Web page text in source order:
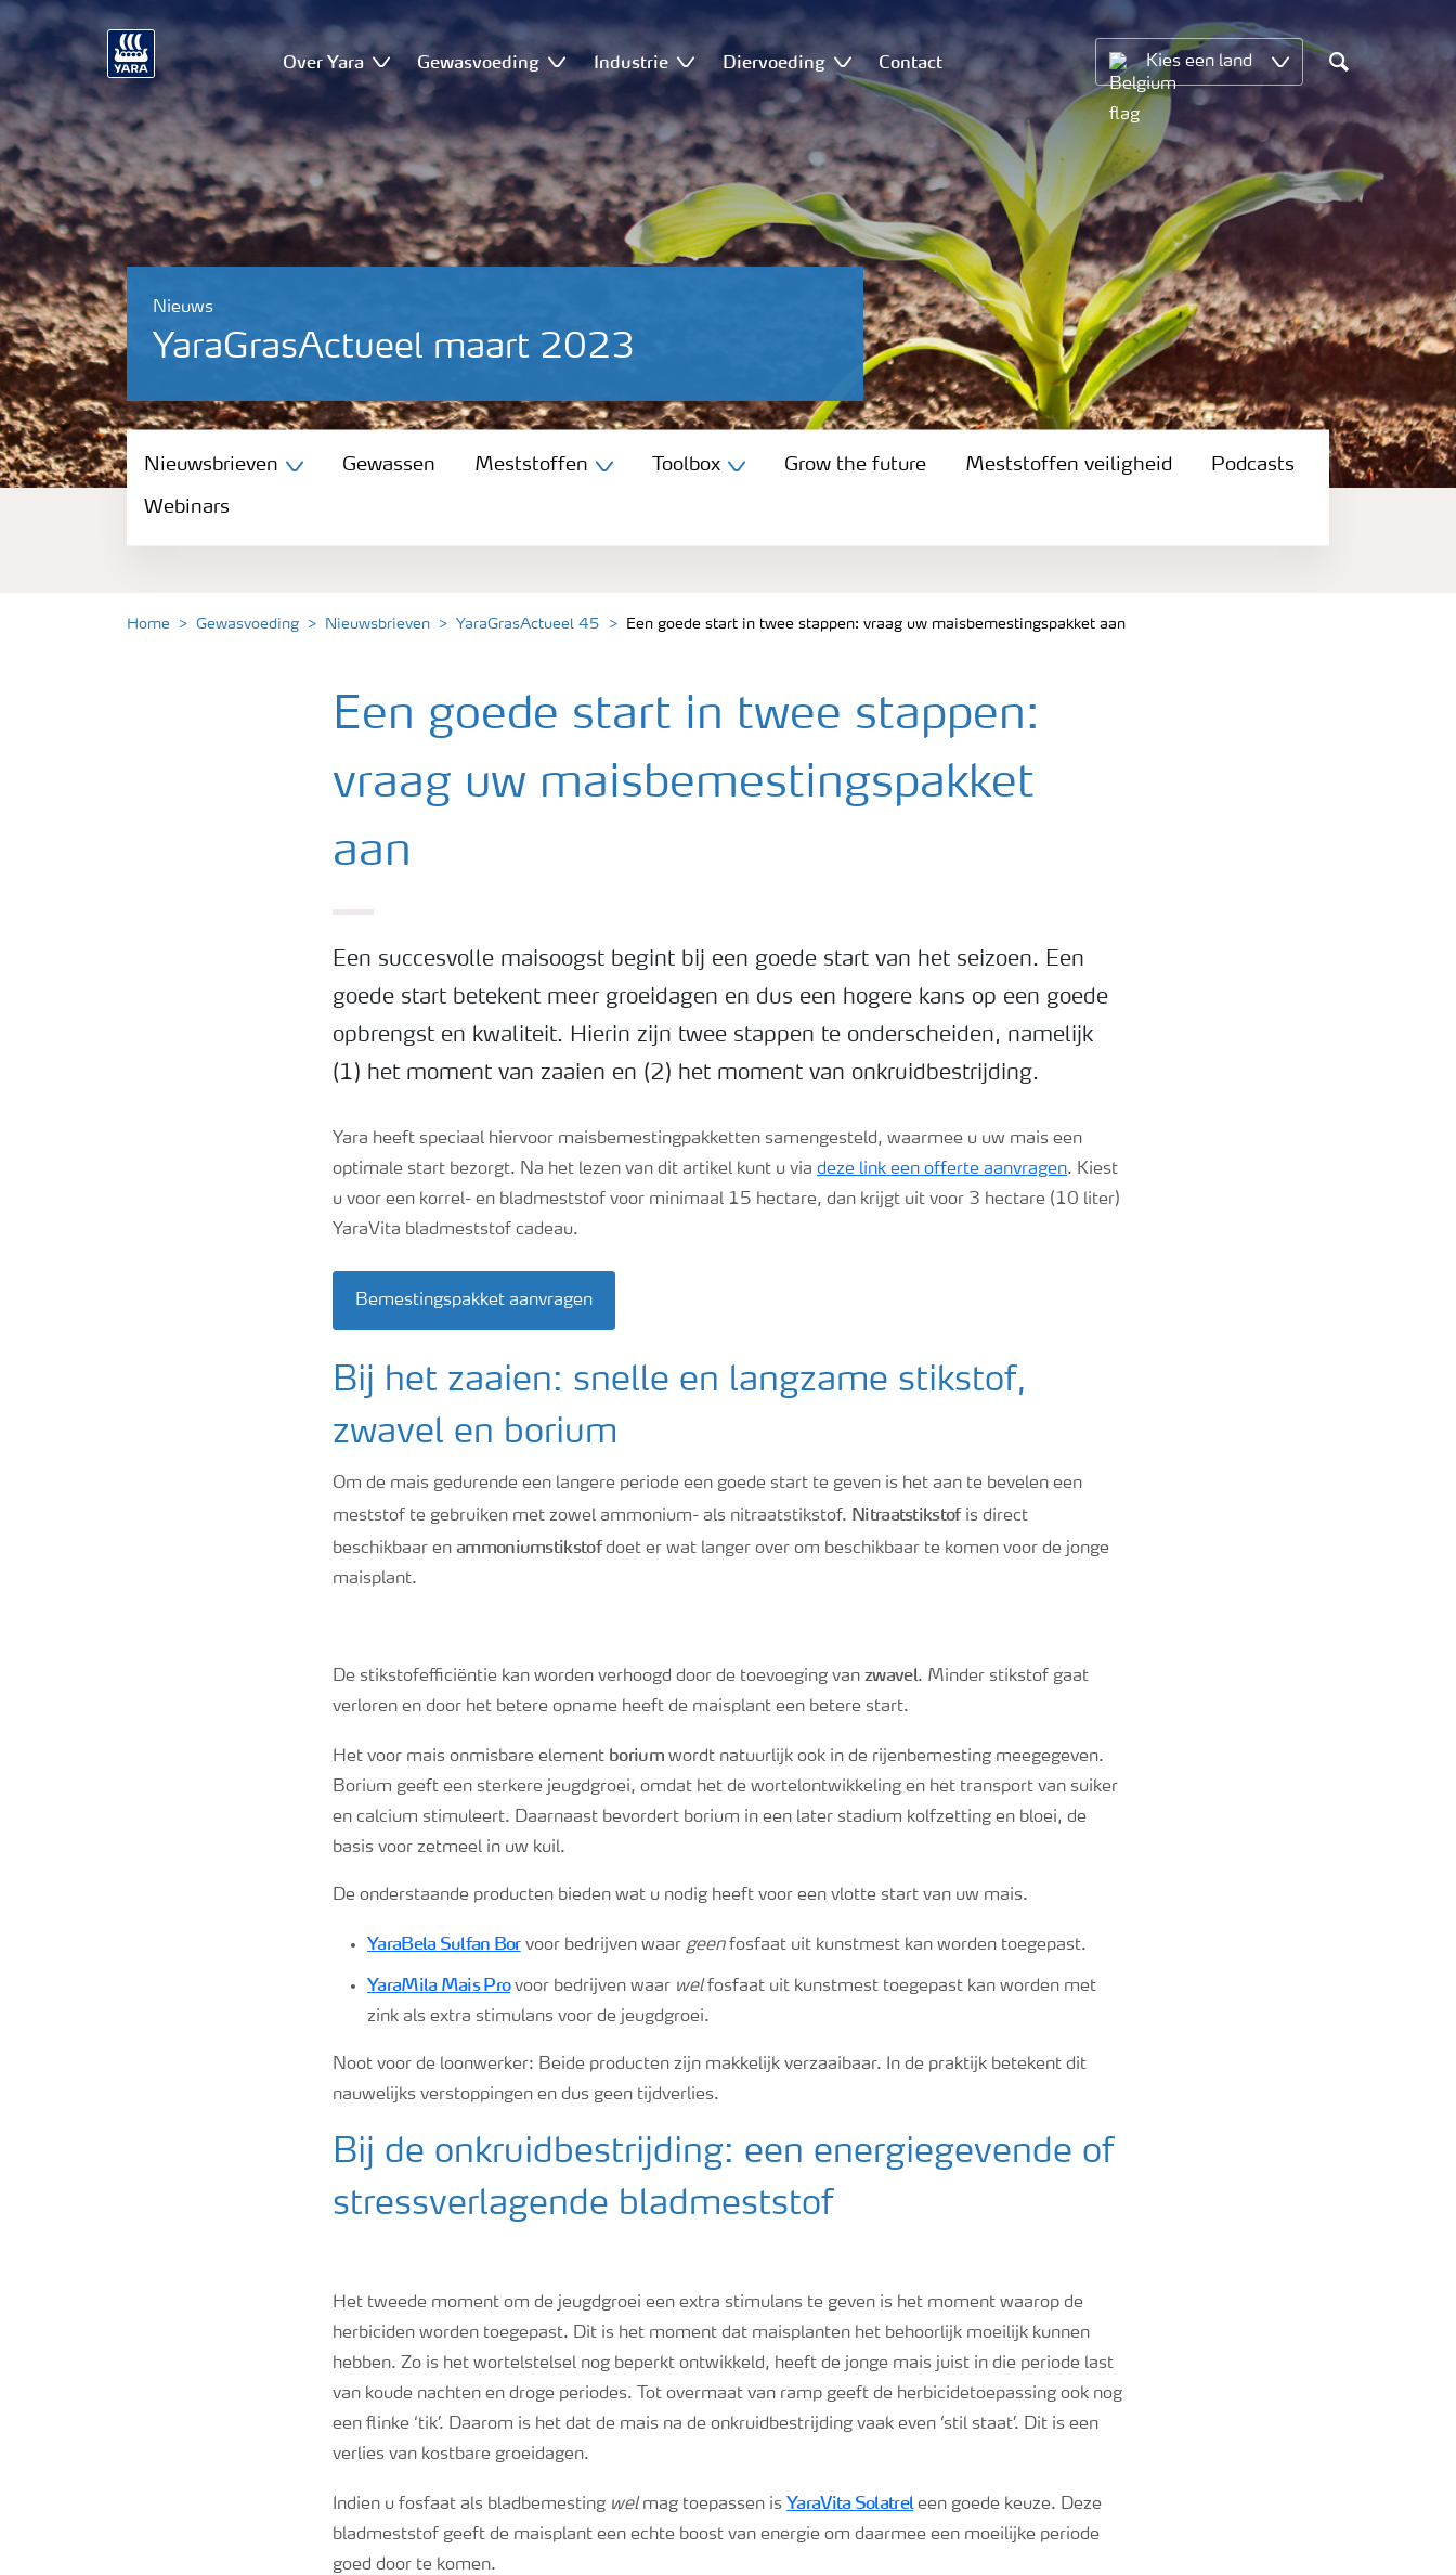
Over Yara Gewasvoeding Industrie Diervoeding Contact Kies een land
Search
Nieuws
YaraGrasActueel maart 2023
Nieuwsbrieven
Gewassen
Nieuwsbrieven Gewassen Meststoffen Toolbox Grow the future Meststoffen veiligheid Podcasts
Webinars
Home Gewasvoeding Nieuwsbrieven YaraGrasActueel 45 Een goede start in twee stappen: vraag uw maisbemestingspakket aan
Een goede start in twee stappen:
vraag uw maisbemestingspakket
aan
Een succesvolle maisoogst begint bij een goede start van het seizoen. Een
goede start betekent meer groeidagen en dus een hogere kans op een goede
opbrengst en kwaliteit. Hierin zijn twee stappen te onderscheiden, namelijk
(1) het moment van zaaien en (2) het moment van onkruidbestrijding.
Yara heeft speciaal hiervoor maisbemestingpakketten samengesteld, waarmee u uw mais een
optimale start bezorgt. Na het lezen van dit artikel kunt u via deze link een offerte aanvragen. Kiest
u voor een korrel- en bladmeststof voor minimaal 15 hectare, dan krijgt uit voor 3 hectare (10 liter)
YaraVita bladmeststof cadeau.
Bemestingspakket aanvragen
Bij het zaaien: snelle en langzame stikstof,
zwavel en borium
Om de mais gedurende een langere periode een goede start te geven is het aan te bevelen een
meststof te gebruiken met zowel ammonium- als nitraatstikstof. Nitraatstikstofis direct
beschikbaar en ammoniumstikstofdoet er wat langer over om beschikbaar te komen voor de jonge
maisplant.
De stikstofefficiëntie kan worden verhoogd door de toevoeging van zwavel. Minder stikstof gaat
verloren en door het betere opname heeft de maisplant een betere start.
Het voor mais onmisbare element boriumwordt natuurlijk ook in de rijenbemesting meegegeven.
Borium geeft een sterkere jeugdgroei, omdat het de wortelontwikkeling en het transport van suiker
en calcium stimuleert. Daarnaast bevordert borium in een later stadium kolfzetting en bloei, de
basis voor zetmeel in uw kuil.
De onderstaande producten bieden wat u nodig heeft voor een vlotte start van uw mais.
YaraBela Sulfan Borvoor bedrijven waar geenfosfaat uit kunstmest kan worden toegepast.
YaraMila Mais Provoor bedrijven waar welfosfaat uit kunstmest toegepast kan worden met
zink als extra stimulans voor de jeugdgroei.
Noot voor de loonwerker: Beide producten zijn makkelijk verzaaibaar. In de praktijk betekent dit
nauwelijks verstoppingen en dus geen tijdverlies.
Bij de onkruidbestrijding: een energiegevende of
stressverlagende bladmeststof
Het tweede moment om de jeugdgroei een extra stimulans te geven is het moment waarop de
herbiciden worden toegepast. Dit is het moment dat maisplanten het behoorlijk moeilijk kunnen
hebben. Zo is het wortelstelsel nog beperkt ontwikkeld, heeft de jonge mais juist in die periode last
van koude nachten en droge periodes. Tot overmaat van ramp geeft de herbicidetoepassing ook nog
een flinke ‘tik’. Daarom is het dat de mais na de onkruidbestrijding vaak even ‘stil staat’. Dit is een
verlies van kostbare groeidagen.
Indien u fosfaat als bladbemesting welmag toepassen is YaraVita Solatreleen goede keuze. Deze
bladmeststof geeft de maisplant een echte boost van energie om daarmee een moeilijke periode
goed door te komen.